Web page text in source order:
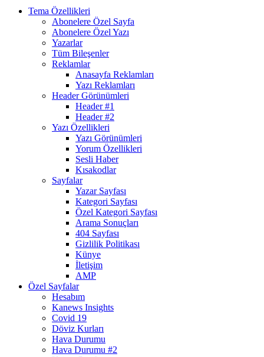
Tema Özellikleri
Abonelere Özel Sayfa
Abonelere Özel Yazı
Yazarlar
Tüm Bileşenler
Reklamlar
Anasayfa Reklamları
Yazı Reklamları
Header Görünümleri
Header #1
Header #2
Yazı Özellikleri
Yazı Görünümleri
Yorum Özellikleri
Sesli Haber
Kısakodlar
Sayfalar
Yazar Sayfası
Kategori Sayfası
Özel Kategori Sayfası
Arama Sonuçları
404 Sayfası
Gizlilik Politikası
Künye
İletişim
AMP
Özel Sayfalar
Hesabım
Kanews Insights
Covid 19
Döviz Kurları
Hava Durumu
Hava Durumu #2